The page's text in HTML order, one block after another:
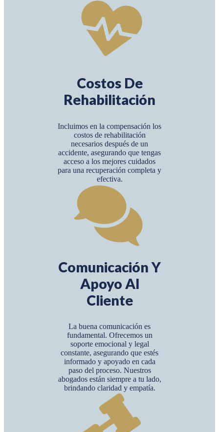
Costos De
Rehabilitación
Incluimos en la compensación los
costos de rehabilitación
necesarios después de un
accidente, asegurando que tengas
acceso a los mejores cuidados
para una recuperación completa y
efectiva.
Comunicación Y
Apoyo Al
Cliente
La buena comunicación es
fundamental. Ofrecemos un
soporte emocional y legal
constante, asegurando que estés
informado y apoyado en cada
paso del proceso. Nuestros
abogados están siempre a tu lado,
brindando claridad y empatía.